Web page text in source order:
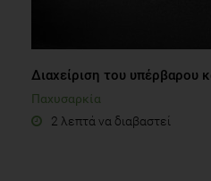
Διαχείριση του υπέρβαρου
Παχυσαρκία
2 λεπτά να διαβαστεί